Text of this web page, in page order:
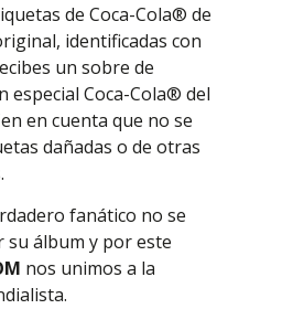
de Coca-Cola®︎ de
identificadas con
un sobre de
especial Coca-Cola®︎ del
en cuenta que no se
dañadas o de otras
fanático no se
su álbum y por este
nos unimos a la